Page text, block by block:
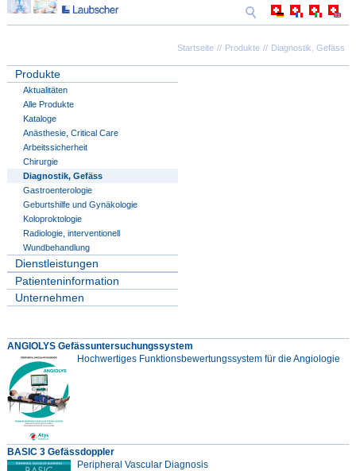
Startseite Produkte Diagnostik, Gefäss
Produkte
Aktualitäten
Alle Produkte
Kataloge
Anästhesie, Critical Care
Arbeitssicherheit
Chirurgie
Diagnostik, Gefäss
Gastroenterologie
Geburtshilfe und Gynäkologie
Koloproktologie
Radiologie, interventionell
Wundbehandlung
Dienstleistungen
Patienteninformation
Unternehmen
ANGIOLYS Gefässuntersuchungssystem
Hochwertiges Funktionsbewertungssystem für die Angiologie
BASIC 3 Gefässdoppler
Peripheral Vascular Diagnosis